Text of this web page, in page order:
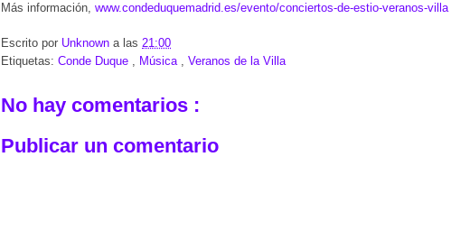
Más información, www.condeduquemadrid.es/evento/conciertos-de-estio-veranos-villa
Escrito por Unknown a las 21:00
Etiquetas: Conde Duque Música Veranos de la Villa
No hay comentarios :
Publicar un comentario